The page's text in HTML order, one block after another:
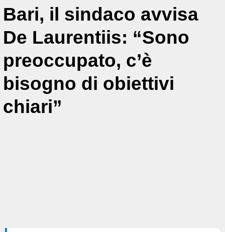
Bari, il sindaco avvisa
De Laurentiis: “Sono
preoccupato, c’è
bisogno di obiettivi
chiari”